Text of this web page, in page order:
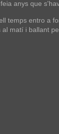
anys que
temps entro a
al matí i ballant